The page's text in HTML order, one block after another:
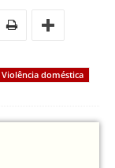
Violência doméstica